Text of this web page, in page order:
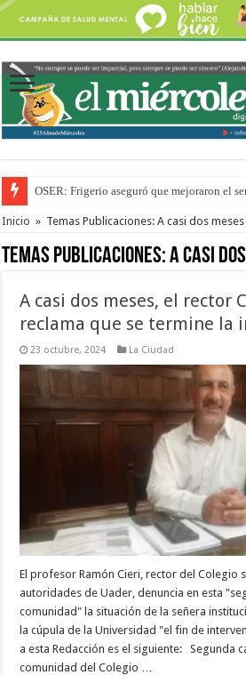
OSER: Frigerio aseguró que mejoraron el
Por primera vez hicieron una cirugía de
Inicio » Temas Publicaciones: A casi dos meses
Temas Publicaciones:A casi
A casi dos meses, el rector
reclama que se termine la
23 octubre, 2024 La Ciudad
El profesor Ramón Cieri, rector del Colegio
autoridades de Uader, denuncia en esta
comunidad" la situación de la señera
la cúpula de la Universidad "el fin de
a esta Redacción es el siguiente: Segunda
comunidad del Colegio …